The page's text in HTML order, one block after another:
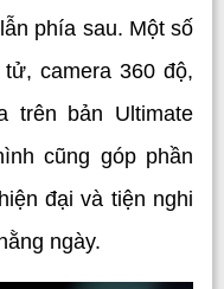
phía sau. Một số
camera 360 độ,
trên bản Ultimate
cũng góp phần
đại và tiện nghi
ngày.